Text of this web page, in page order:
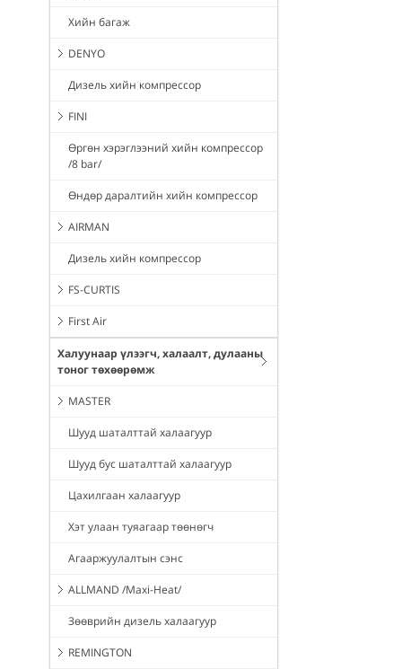
Хийн багаж
DENYO
Дизель хийн компрессор
FINI
Өргөн хэрэглээний хийн компрессор
/8 bar/
Өндөр даралтийн хийн компрессор
AIRMAN
Дизель хийн компрессор
FS-CURTIS
First Air
Халуунаар үлээгч, халаалт, дулааны
тоног төхөөрөмж
MASTER
Шууд шаталттай халаагуур
Шууд бус шаталттай халаагуур
Цахилгаан халаагуур
Хэт улаан туяагаар төөнөгч
Агааржуулалтын сэнс
ALLMAND /Maxi-Heat/
Зөөврийн дизель халаагуур
REMINGTON